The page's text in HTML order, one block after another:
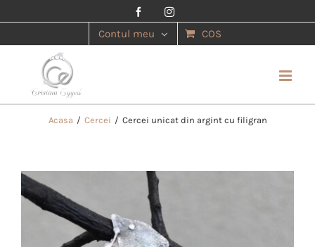
FacebookInstagram
Contul meu COS
Acasa / Cercei / Cercei unicat din argint cu filigran